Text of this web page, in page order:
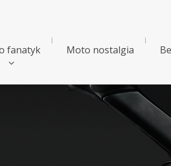
fanatyk Moto nostalgia